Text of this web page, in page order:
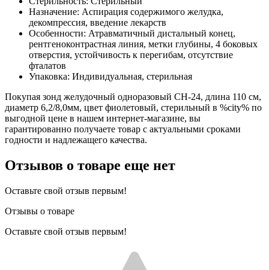
Назначение: Аспирация содержимого желудка,
декомпрессия, введение лекарств
Особенности: Атравматичный дистальный конец,
рентгеноконтрастная линия, метки глубины, 4 боковых
отверстия, устойчивость к перегибам, отсутствие
фталатов
Упаковка: Индивидуальная, стерильная
Покупая зонд желудочный одноразовый CH-24, длина 110 см,
диаметр 6,2/8,0мм, цвет фиолетовый, стерильный в %city% по
выгодной цене в нашем интернет-магазине, вы
гарантированно получаете товар с актуальными сроками
годности и надлежащего качества.
Отзывов о товаре еще нет
Оставьте свой отзыв первым!
Отзывы о товаре
Оставьте свой отзыв первым!